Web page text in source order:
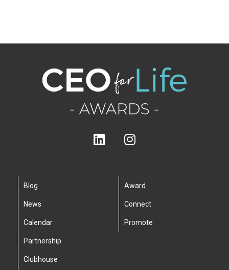
Blog
News
Calendar
Partnership
Clubhouse
Award
Connect
Promote